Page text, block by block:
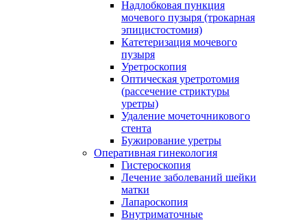
Надлобковая пункция
мочевого пузыря (трокарная
эпицистостомия)
Катетеризация мочевого
пузыря
Уретроскопия
Оптическая уретротомия
(рассечение стриктуры
уретры)
Удаление мочеточникового
стента
Бужирование уретры
Оперативная гинекология
Гистероскопия
Лечение заболеваний шейки
матки
Лапароскопия
Внутриматочные